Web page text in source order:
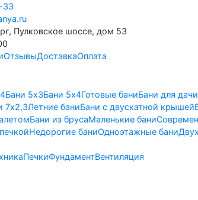
33
Пулковское шоссе, дом 53
ОтзывыДоставкаОплата
Бани 5х3Бани 5х4Готовые баниБани для дачи
7х2,3Летние баниБани с двускатной крышей
Бани из брусаМаленькие бани
Недорогие баниОдноэтажные бани
ПечкиФундаментВентиляция